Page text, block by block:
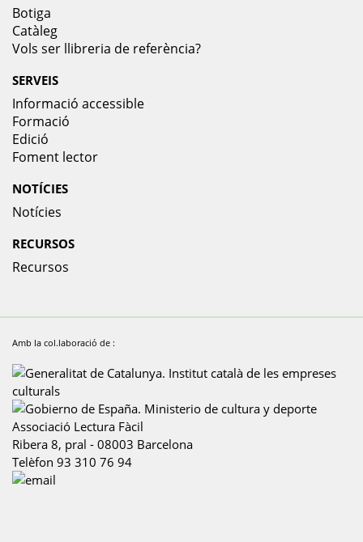
Botiga
Catàleg
Vols ser llibreria de referència?
SERVEIS
Informació accessible
Formació
Edició
Foment lector
NOTÍCIES
Notícies
RECURSOS
Recursos
Amb la col.laboració de :
Associació Lectura Fàcil
Ribera 8, pral - 08003 Barcelona
Telèfon 93 310 76 94